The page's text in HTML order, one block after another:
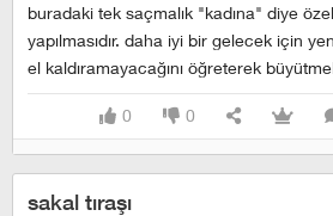
buradaki tek saçmalık "kadına" diye
yapılmasıdır. daha iyi bir gelecek için
el kaldıramayacağını öğreterek
0 0
sakal tıraşı